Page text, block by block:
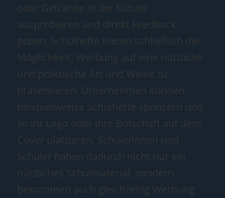
oder Getränke in der Schule
ausprobieren und direkt Feedback
geben. Schulhefte bieten schließlich die
Möglichkeit, Werbung auf eine nützliche
und praktische Art und Weise zu
präsentieren. Unternehmen können
beispielsweise Schulhefte sponsern und
so ihr Logo oder ihre Botschaft auf dem
Cover platzieren. Schülerinnen und
Schüler haben dadurch nicht nur ein
nützliches Schulmaterial, sondern
bekommen auch gleichzeitig Werbung